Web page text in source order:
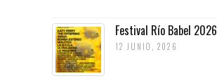
Festival Río Babel 2026
12 JUNIO, 2026